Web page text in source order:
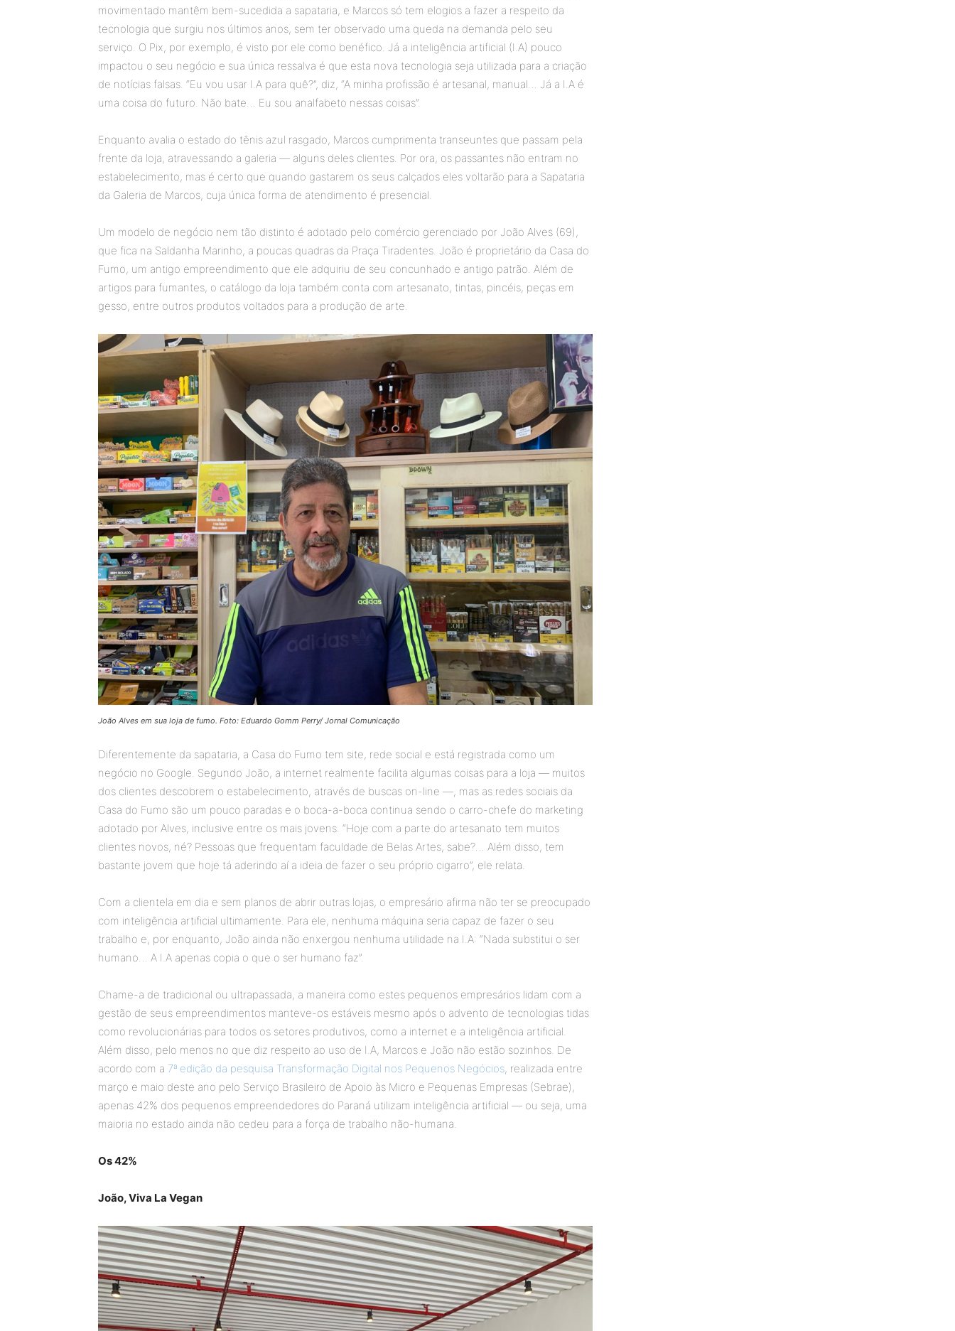
movimentado mantêm bem-sucedida a sapataria, e Marcos só tem elogios a fazer a respeito da
tecnologia que surgiu nos últimos anos, sem ter observado uma queda na demanda pelo seu
serviço. O Pix, por exemplo, é visto por ele como benéfico. Já a inteligência artificial (I.A) pouco
impactou o seu negócio e sua única ressalva é que esta nova tecnologia seja utilizada para a criação
de notícias falsas. “Eu vou usar I.A para quê?”, diz, “A minha profissão é artesanal, manual… Já a I.A é
uma coisa do futuro. Não bate… Eu sou analfabeto nessas coisas”.
Enquanto avalia o estado do tênis azul rasgado, Marcos cumprimenta transeuntes que passam pela
frente da loja, atravessando a galeria — alguns deles clientes. Por ora, os passantes não entram no
estabelecimento, mas é certo que quando gastarem os seus calçados eles voltarão para a Sapataria
da Galeria de Marcos, cuja única forma de atendimento é presencial.
Um modelo de negócio nem tão distinto é adotado pelo comércio gerenciado por João Alves (69),
que fica na Saldanha Marinho, a poucas quadras da Praça Tiradentes. João é proprietário da Casa do
Fumo, um antigo empreendimento que ele adquiriu de seu concunhado e antigo patrão. Além de
artigos para fumantes, o catálogo da loja também conta com artesanato, tintas, pincéis, peças em
gesso, entre outros produtos voltados para a produção de arte.
João Alves em sua loja de fumo. Foto: Eduardo Gomm Perry/ Jornal Comunicação
Diferentemente da sapataria, a Casa do Fumo tem site, rede social e está registrada como um
negócio no Google. Segundo João, a internet realmente facilita algumas coisas para a loja — muitos
dos clientes descobrem o estabelecimento, através de buscas on-line —, mas as redes sociais da
Casa do Fumo são um pouco paradas e o boca-a-boca continua sendo o carro-chefe do marketing
adotado por Alves, inclusive entre os mais jovens. “Hoje com a parte do artesanato tem muitos
clientes novos, né? Pessoas que frequentam faculdade de Belas Artes, sabe?… Além disso, tem
bastante jovem que hoje tá aderindo aí a ideia de fazer o seu próprio cigarro”, ele relata.
Com a clientela em dia e sem planos de abrir outras lojas, o empresário afirma não ter se preocupado
com inteligência artificial ultimamente. Para ele, nenhuma máquina seria capaz de fazer o seu
trabalho e, por enquanto, João ainda não enxergou nenhuma utilidade na I.A: “Nada substitui o ser
humano… A I.A apenas copia o que o ser humano faz”.
Chame-a de tradicional ou ultrapassada, a maneira como estes pequenos empresários lidam com a
gestão de seus empreendimentos manteve-os estáveis mesmo após o advento de tecnologias tidas
como revolucionárias para todos os setores produtivos, como a internet e a inteligência artificial.
Além disso, pelo menos no que diz respeito ao uso de I.A, Marcos e João não estão sozinhos. De
acordo com a 7ª edição da pesquisa Transformação Digital nos Pequenos Negócios, realizada entre
março e maio deste ano pelo Serviço Brasileiro de Apoio às Micro e Pequenas Empresas (Sebrae),
apenas 42% dos pequenos empreendedores do Paraná utilizam inteligência artificial — ou seja, uma
maioria no estado ainda não cedeu para a força de trabalho não-humana.
Os 42%
João, Viva La Vegan